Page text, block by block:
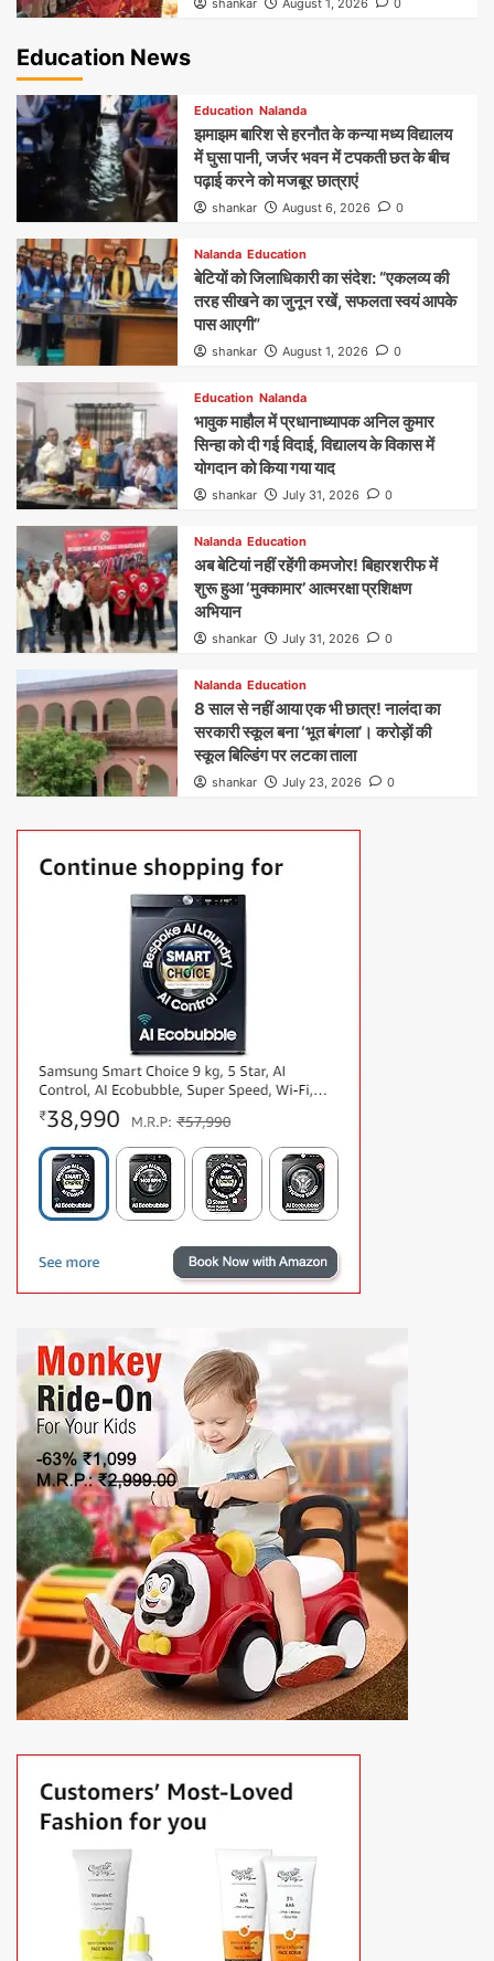
Education News
Education Nalanda
झमाझम बारिश से हरनौत के कन्या मध्य विद्यालय
में घुसा पानी, जर्जर भवन में टपकती छत के बीच
पढ़ाई करने को मजबूर छात्राएं
shankar August 6, 2026 0
Nalanda Education
बेटियों को जिलाधिकारी का संदेश: “एकलव्य की
तरह सीखने का जुनून रखें, सफलता स्वयं आपके
पास आएगी”
shankar August 1, 2026 0
Education Nalanda
भावुक माहौल में प्रधानाध्यापक अनिल कुमार
सिन्हा को दी गई विदाई, विद्यालय के विकास में
योगदान को किया गया याद
shankar July 31, 2026 0
Nalanda Education
अब बेटियां नहीं रहेंगी कमजोर! बिहारशरीफ में
शुरू हुआ ‘मुक्कामार’ आत्मरक्षा प्रशिक्षण
अभियान
shankar July 31, 2026 0
Nalanda Education
8 साल से नहीं आया एक भी छात्र! नालंदा का
सरकारी स्कूल बना ‘भूत बंगला’। करोड़ों की
स्कूल बिल्डिंग पर लटका ताला
shankar July 23, 2026 0